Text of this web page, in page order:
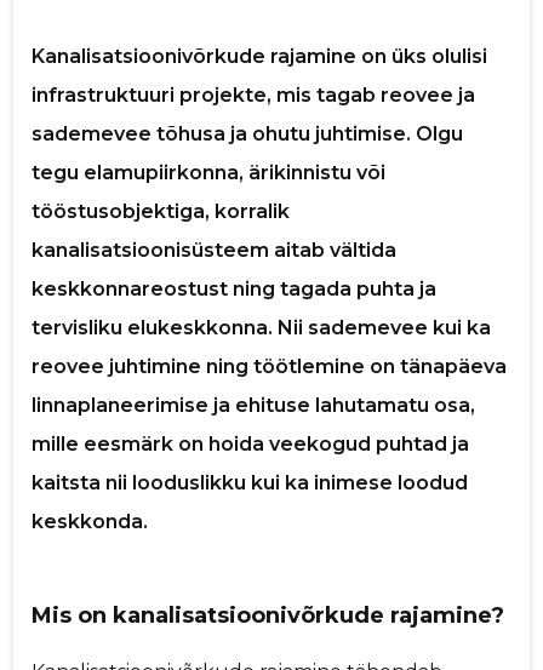
Kanalisatsioonivõrkude rajamine on üks olulisi
infrastruktuuri projekte, mis tagab reovee ja
sademevee tõhusa ja ohutu juhtimise. Olgu
tegu elamupiirkonna, ärikinnistu või
tööstusobjektiga, korralik
kanalisatsioonisüsteem aitab vältida
keskkonnareostust ning tagada puhta ja
tervisliku elukeskkonna. Nii sademevee kui ka
reovee juhtimine ning töötlemine on tänapäeva
linnaplaneerimise ja ehituse lahutamatu osa,
mille eesmärk on hoida veekogud puhtad ja
kaitsta nii looduslikku kui ka inimese loodud
keskkonda.
Mis on kanalisatsioonivõrkude rajamine?